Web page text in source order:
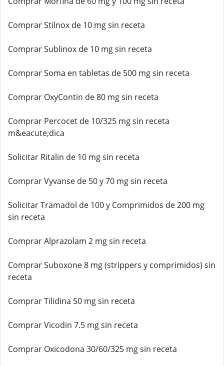
Comprar Stilnox de 10 mg sin receta
Comprar Sublinox de 10 mg sin receta
Comprar Soma en tabletas de 500 mg sin receta
Comprar OxyContin de 80 mg sin receta
Comprar Percocet de 10/325 mg sin receta
m&eacute;dica
Solicitar Ritalin de 10 mg sin receta
Comprar Vyvanse de 50 y 70 mg sin receta
Solicitar Tramadol de 100 y Comprimidos de 200 mg
sin receta
Comprar Alprazolam 2 mg sin receta
Comprar Suboxone 8 mg (strippers y comprimidos) sin
receta
Comprar Tilidina 50 mg sin receta
Comprar Vicodin 7.5 mg sin receta
Comprar Oxicodona 30/60/325 mg sin receta